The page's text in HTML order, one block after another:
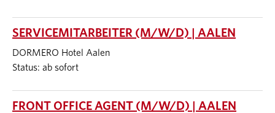
SERVICEMITARBEITER (M/W/D) | AALEN
DORMERO Hotel Aalen
Status: ab sofort
FRONT OFFICE AGENT (M/W/D) | AALEN